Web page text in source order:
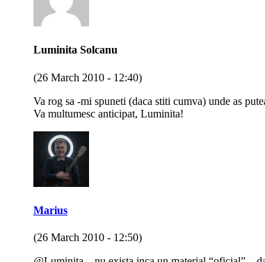
Luminita Solcanu
(26 March 2010 - 12:40)
Va rog sa -mi spuneti (daca stiti cumva) unde as
Va multumesc anticipat, Luminita!
Marius
(26 March 2010 - 12:50)